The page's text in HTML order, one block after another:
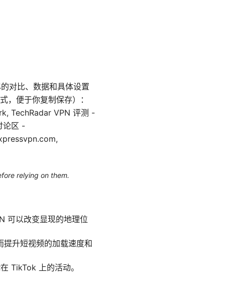
对比、数据和具体设置
，便于你复制保存）：
TechRadar VPN 评测 -
论区 -
relying on them.
可以改变显现的地理位
升短视频的加载速度和
TikTok 上的活动。